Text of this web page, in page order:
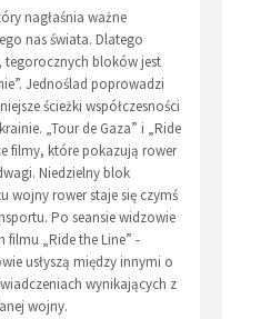
nagłaśnia ważne
nas świata. Dlatego
tegorocznych bloków jest
Jednoślad poprowadzi
ścieżki współczesności
„Tour de Gaza” i „Ride
filmy, które pokazują rower
Niedzielny blok
wojny rower staje się czymś
Po seansie widzowie
filmu „Ride the Line” -
usłyszą między innymi o
wynikających z
wojny.